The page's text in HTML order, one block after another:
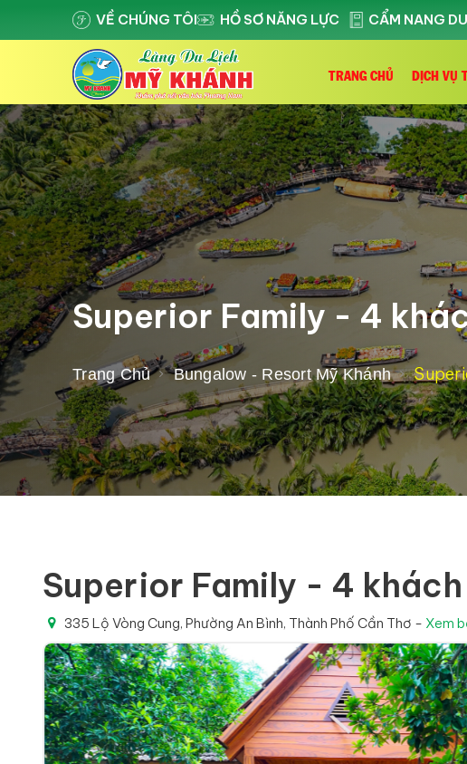
VỀ CHÚNG TÔI HỒ SƠ NĂNG LỰC CẨM NANG
TRANG CHỦ DỊCH VỤ
Superior Family - 4
Trang Chủ Bungalow - Resort Mỹ Khánh
Superior Family - 4 khách
335 Lộ Vòng Cung, Phường An Bình, Thành Phố Cần Thơ - Xem